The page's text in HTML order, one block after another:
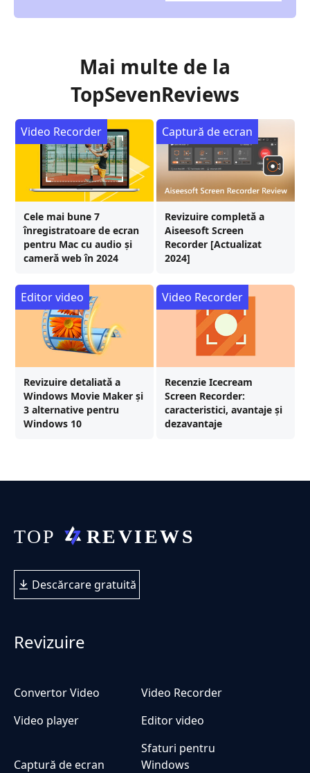
Mai multe de la
TopSevenReviews
Cele mai bune 7
înregistratoare de ecran
pentru Mac cu audio și
cameră web în 2024
Video Recorder
Revizuire completă a
Aiseesoft Screen
Recorder [Actualizat
2024]
Captură de ecran
Revizuire detaliată a
Windows Movie Maker și
3 alternative pentru
Windows 10
Editor video
Recenzie Icecream
Screen Recorder:
caracteristici, avantaje și
dezavantaje
Video Recorder
Descărcare gratuită
Revizuire
Convertor Video
Video Recorder
Video player
Editor video
Captură de ecran
Sfaturi pentru
Windows